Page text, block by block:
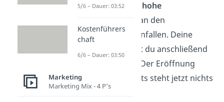
ist wichtig, da oft hohe
an den
Franchisegeber anfallen. Deine
Mitarbeiter darfst du anschließend
selbst einstellen. Der Eröffnung
deines Restaurants steht jetzt nichts
mehr im Wege.
5/6 – Dauer: 03:52
Kostenführers
chaft
6/6 – Dauer: 03:50
Marketing
Marketing Mix - 4 P's